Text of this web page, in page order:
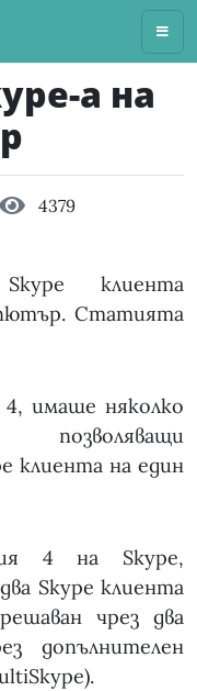
a на
4379
клиента
Статията
4, имаше няколко
позволяващи
клиента на един
4 на Skype,
Skype клиента
чрез два
допълнителен